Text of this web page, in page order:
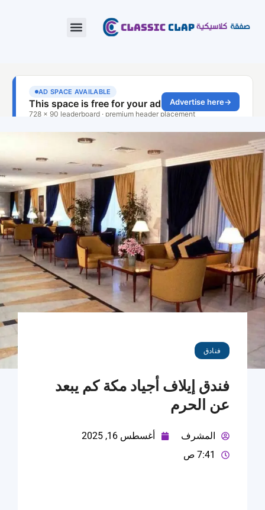
فنادق
فندق إيلاف أجياد مكة كم يبعد
عن الحرم
المشرف
أغسطس 16, 2025
7:41 ص